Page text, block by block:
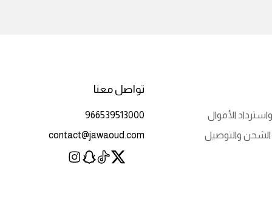
الأموال
والتوصيل
تواصل معنا
966539513000
contact@jawaoud.com